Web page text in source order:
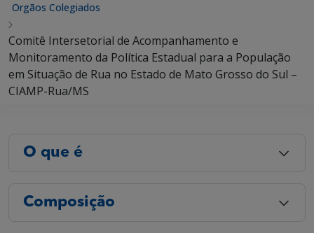
Orgãos Colegiados
Comitê Intersetorial de Acompanhamento e
Monitoramento da Política Estadual para a População
em Situação de Rua no Estado de Mato Grosso do Sul –
CIAMP-Rua/MS
O que é
Composição